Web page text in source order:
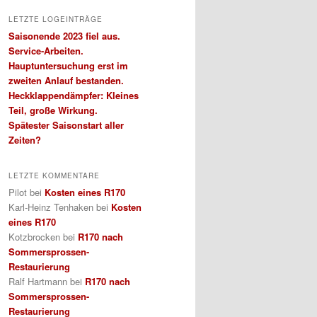
LETZTE LOGEINTRÄGE
Saisonende 2023 fiel aus.
Service-Arbeiten.
Hauptuntersuchung erst im
zweiten Anlauf bestanden.
Heckklappendämpfer: Kleines
Teil, große Wirkung.
Spätester Saisonstart aller
Zeiten?
LETZTE KOMMENTARE
Pilot bei Kosten eines R170
Karl-Heinz Tenhaken bei Kosten
eines R170
Kotzbrocken bei R170 nach
Sommersprossen-
Restaurierung
Ralf Hartmann bei R170 nach
Sommersprossen-
Restaurierung